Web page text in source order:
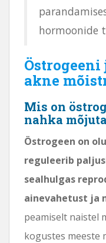
hormoonide
akne
Mis on
nahka
Östrogeen on
reguleerib
sealhulgas
ainevahetust ja
peamiselt naistel
kogustes meeste